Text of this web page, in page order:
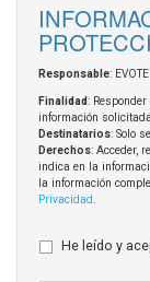
Responsable:
Finalidad:
información
Destinatarios: Solo
Derechos: Acceder,
indica en la
la información
Privacidad
He leído y